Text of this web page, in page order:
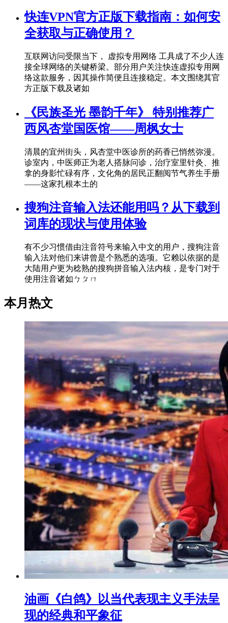
快连VPN官方正版下载指南：如何安
全获取与正确使用？
互联网访问受限当下， 虚拟专用网络 工具成了不少人连
接全球网络的关键桥梁。部分用户关注快连虚拟专用网
络这款服务，因其操作简便且连接稳定。本文围绕其官
方正版下载及诸如
《民族圣光 墨韵千年》 特别推荐广
西风杏堂国医馆——周枫女士
清晨的宜州街头，风杏堂中医诊所的药香已悄然弥漫。
诊室内，中医师正为老人搭脉问诊，治疗室里针灸、推
拿的身影忙碌有序，文化角的居民正翻阅节气养生手册
——这家扎根本土的
搜狗注音输入法还能用吗？从下载到
词库的现状与使用体验
有不少习惯借由注音符号来输入中文的用户，搜狗注音
输入法对他们来讲曾是个熟悉的选项。它赖以依据的是
大陆用户更为稔熟的搜狗拼音输入法内核，是专门对于
使用注音诸如ㄅㄆㄇ
本月热文
油画《白鸽》以当代表现主义手法呈
现的经典和平象征